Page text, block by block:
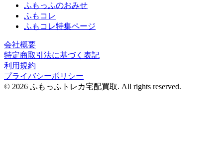
ふもっふのおみせ
ふもコレ
ふもコレ特集ページ
会社概要
特定商取引法に基づく表記
利用規約
プライバシーポリシー
© 2026 ふもっふトレカ宅配買取. All rights reserved.